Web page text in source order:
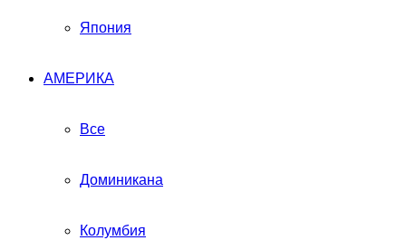
Япония
АМЕРИКА
Все
Доминикана
Колумбия